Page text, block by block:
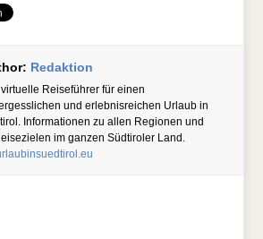
Redaktion
virtuelle Reiseführer für einen
und erlebnisreichen Urlaub in
Informationen zu allen Regionen und
im ganzen Südtiroler Land.